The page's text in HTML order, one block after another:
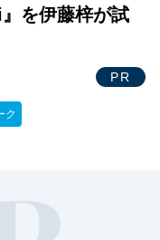
を伊藤梓が試
PR
ク